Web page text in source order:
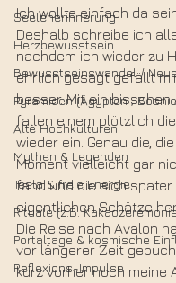
Seelenerinnerung
Herzbewusstsein
Bewusstseinswandel /
Pyramiden (Ägypten ,
Alte Hochkulturen
Mythen & Legenden
Tesla & freie Energie
Rituale (z.B.
Portaltage & kosmische
Reflexions-Impulse
Ich wollte einfach da
Deshalb schreibe ich
nachdem ich wieder zu
ehrlich gesagt gefällt
besser. Mit ein bisschen
fallen einem plötzlich
wieder ein. Genau die,
Moment vielleicht gar
fand und die sich später
eigentlichen Schätze
Die Reise nach Avalon
vor längerer Zeit
kurz vorher noch meine